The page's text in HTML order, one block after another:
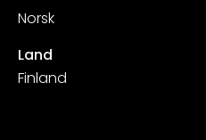
Norsk
Land
Finland